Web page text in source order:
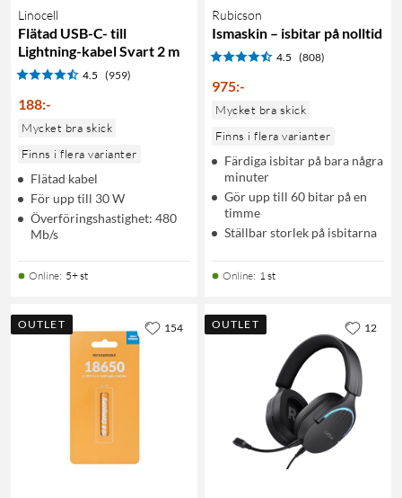
Linocell
Flätad USB-C- till
Lightning-kabel Svart 2 m
4.5 (959)
188:-
Mycket bra skick
Finns i flera varianter
Flätad kabel
För upp till 30 W
Överföringshastighet: 480
Mb/s
Online: 5+ st
Rubicson
Ismaskin – isbitar på nolltid
4.5 (808)
975:-
Mycket bra skick
Finns i flera varianter
Färdiga isbitar på bara några
minuter
Gör upp till 60 bitar på en
timme
Ställbar storlek på isbitarna
Online: 1 st
OUTLET 154 OUTLET 12